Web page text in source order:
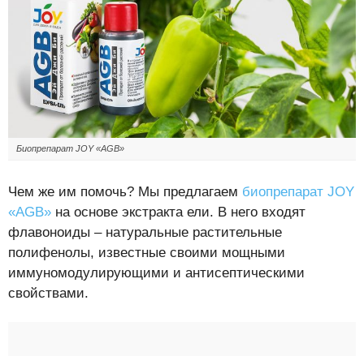
Биопрепарат JOY «AGB»
Чем же им помочь? Мы предлагаем биопрепарат JOY
«AGB» на основе экстракта ели. В него входят
флавоноиды – натуральные растительные
полифенолы, известные своими мощными
иммуномодулирующими и антисептическими
свойствами.